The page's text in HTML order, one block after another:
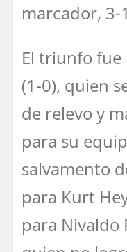
marcador, 3-
El triunfo fue
(1-0), quien
de relevo y
para su
salvamento
para Kurt
para Nivaldo